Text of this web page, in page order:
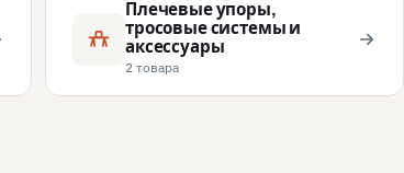
Плечевые упоры,
тросовые системы и
аксессуары
2 товара